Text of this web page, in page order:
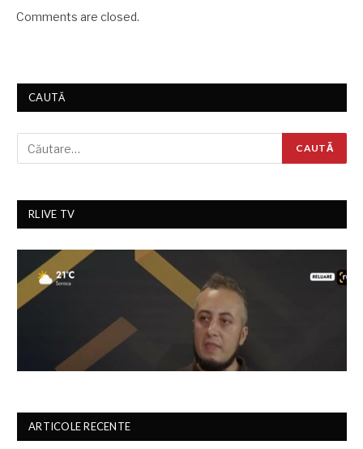
Comments are closed.
CAUTĂ
RLIVE TV
ARTICOLE RECENTE